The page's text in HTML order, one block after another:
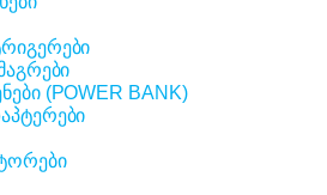
(POWER BANK)